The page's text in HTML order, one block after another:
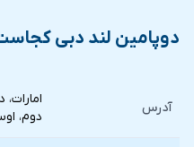
دوپامین لند دبی
آدرس
دوم،